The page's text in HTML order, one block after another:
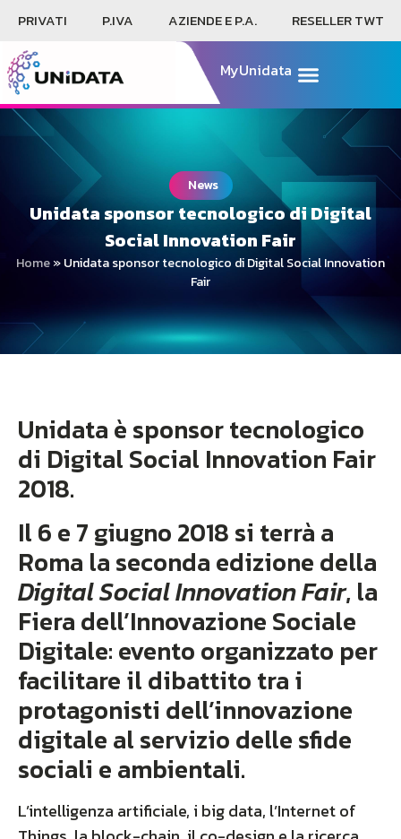
PRIVATI P.IVA AZIENDE E P.A. RESELLER TWT
MyUnidata
News
Unidata sponsor tecnologico di Digital
Social Innovation Fair
Home»Unidata sponsor tecnologico di Digital Social Innovation
Fair
Unidata è sponsor tecnologico
di Digital Social Innovation Fair
2018.
Il 6 e 7 giugno 2018 si terrà a
Roma la seconda edizione della
Digital Social Innovation Fair, la
Fiera dell’Innovazione Sociale
Digitale: evento organizzato per
facilitare il dibattito tra i
protagonisti dell’innovazione
digitale al servizio delle sfide
sociali e ambientali.
L’intelligenza artificiale, i big data, l’Internet of